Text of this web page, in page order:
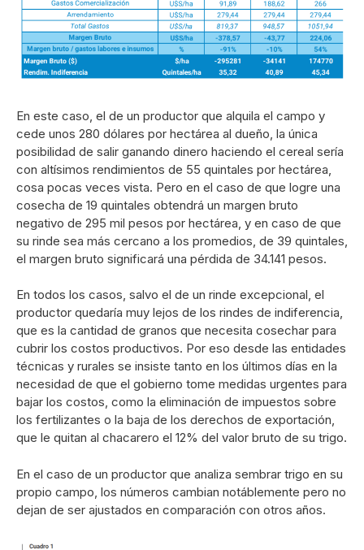
En este caso, el de un productor que alquila el campo y
cede unos 280 dólares por hectárea al dueño, la única
posibilidad de salir ganando dinero haciendo el cereal sería
con altísimos rendimientos de 55 quintales por hectárea,
cosa pocas veces vista. Pero en el caso de que logre una
cosecha de 19 quintales obtendrá un margen bruto
negativo de 295 mil pesos por hectárea, y en caso de que
su rinde sea más cercano a los promedios, de 39 quintales,
el margen bruto significará una pérdida de 34.141 pesos.
En todos los casos, salvo el de un rinde excepcional, el
productor quedaría muy lejos de los rindes de indiferencia,
que es la cantidad de granos que necesita cosechar para
cubrir los costos productivos. Por eso desde las entidades
técnicas y rurales se insiste tanto en los últimos días en la
necesidad de que el gobierno tome medidas urgentes para
bajar los costos, como la eliminación de impuestos sobre
los fertilizantes o la baja de los derechos de exportación,
que le quitan al chacarero el 12% del valor bruto de su trigo.
En el caso de un productor que analiza sembrar trigo en su
propio campo, los números cambian notáblemente pero no
dejan de ser ajustados en comparación con otros años.